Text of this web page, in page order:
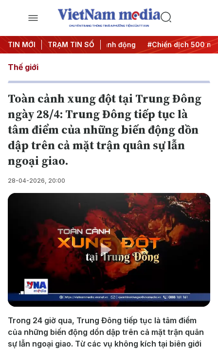
CHUYÊN TRANG THÔNG TIN ĐA PHƯƠNG TIỆN CỦA TTXVN
TIN MỚI TRẠM TIN SỐ
Nghị quyết thành hành động #Chiến dịch 500 ngày
Thế giới
Toàn cảnh xung đột tại Trung Đông
ngày 28/4: Trung Đông tiếp tục là
tâm điểm của những biến động dồn
dập trên cả mặt trận quân sự lẫn
ngoại giao.
28-04-2026, 20:00
Play
Video
Trong 24 giờ qua, Trung Đông tiếp tục là tâm điểm
của những biến động dồn dập trên cả mặt trận quân
sự lẫn ngoại giao. Từ các vụ không kích tại biên giới